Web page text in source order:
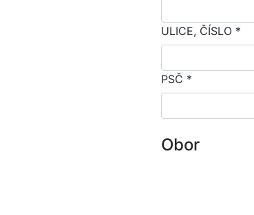
ULICE, ČÍSLO *
PSČ *
Obor